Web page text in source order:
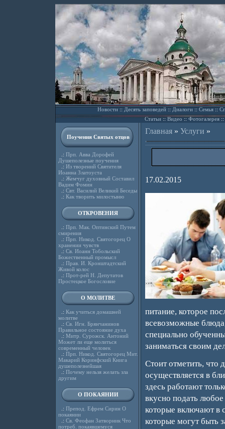
Новости::Десять заповедей::Диалоги::Семья::
Статьи::Видео ::Фотогалерея::
Поучения Святых отцов
.: Прп. Авва Дорофей
Душеполезные поучения
.: Из творений Святителя
Иоанна Златоуста
.: Жемчуг духовный Составил
Вадим Фомин
.: Свт. Василий Великий Беседы
.: Как творить милостыню
ОТКРОВЕНИЯ
.: Прп. Мак. Оптинский Путем
смирения
.: Прп. Никод. Святогорец О
хранении чувств
.: Св. Иоанн Тобольский
Божественный промысл
.: Прав. И. Кронштадтский
Живой колос
.: Прот-рей Н. Депутатов
Простецкое Богословие
О МОЛИТВЕ
.: Как учиться домашней
молитве
.: Св. Игн. Брянчанинов
Правильное состояние духа
.: Митр. Сурожск. Антоний
Может ли еще молиться
современный человек
.: Прп. Никод. Святогорец Мит.
Макарий Коринфский Книга
душеполезнейшая
.: Почему нельзя желать зла
другим
О ПОКАЯНИИ
.: Препод. Ефрем Сирин О
покаянии
.: Св. Феофан Затворник Что
потреб. покаявшемуся
Главная» Услуги »
17.02.2015
питание, которое
всевозможные
специально
заниматься своим
Стоит отметить, что
осуществляется в
здесь работают
вкусно подать
которые включают в
которые могут быть